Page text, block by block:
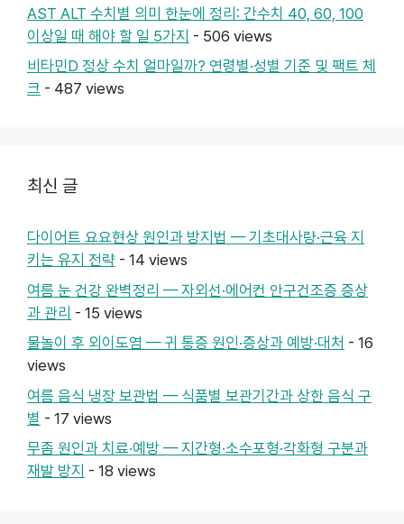
AST ALT 수치별 의미 한눈에 정리: 간수치 40, 60, 100
이상일 때 해야 할 일 5가지 - 506 views
비타민D 정상 수치 얼마일까? 연령별·성별 기준 및 팩트 체
크 - 487 views
최신 글
다이어트 요요현상 원인과 방지법 — 기초대사량·근육 지
키는 유지 전략 - 14 views
여름 눈 건강 완벽정리 — 자외선·에어컨 안구건조증 증상
과 관리 - 15 views
물놀이 후 외이도염 — 귀 통증 원인·증상과 예방·대처 - 16
views
여름 음식 냉장 보관법 — 식품별 보관기간과 상한 음식 구
별 - 17 views
무좀 원인과 치료·예방 — 지간형·소수포형·각화형 구분과
재발 방지 - 18 views